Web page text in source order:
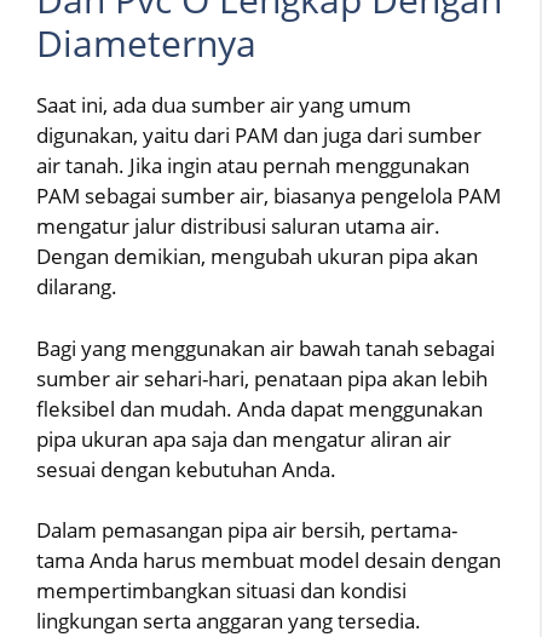
Diameternya
Saat ini, ada dua sumber air yang umum
digunakan, yaitu dari PAM dan juga dari sumber
air tanah. Jika ingin atau pernah menggunakan
PAM sebagai sumber air, biasanya pengelola PAM
mengatur jalur distribusi saluran utama air.
Dengan demikian, mengubah ukuran pipa akan
dilarang.
Bagi yang menggunakan air bawah tanah sebagai
sumber air sehari-hari, penataan pipa akan lebih
fleksibel dan mudah. Anda dapat menggunakan
pipa ukuran apa saja dan mengatur aliran air
sesuai dengan kebutuhan Anda.
Dalam pemasangan pipa air bersih, pertama-
tama Anda harus membuat model desain dengan
mempertimbangkan situasi dan kondisi
lingkungan serta anggaran yang tersedia.